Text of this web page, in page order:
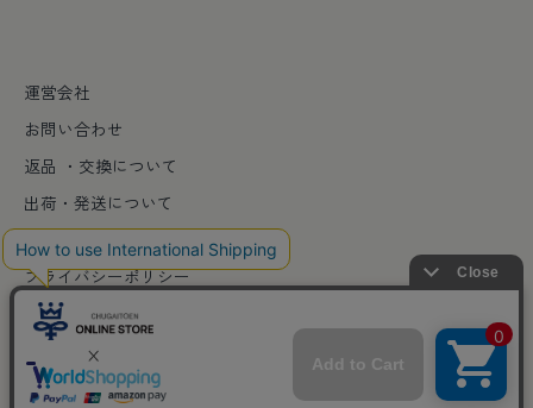
運営会社
お問い合わせ
返品 ・交換について
出荷・発送について
特定商取引法に基づく表記
プライバシーポリシー
© 2026 中外陶園オンラインストア . Powered by Shopify